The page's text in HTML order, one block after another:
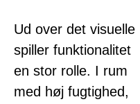
Ud over det visuelle
spiller funktionalitet
en stor rolle. I rum
med høj fugtighed,